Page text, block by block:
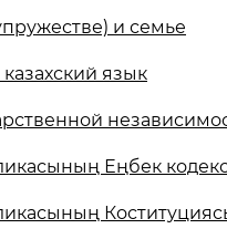
и семье
язык
Еңбек